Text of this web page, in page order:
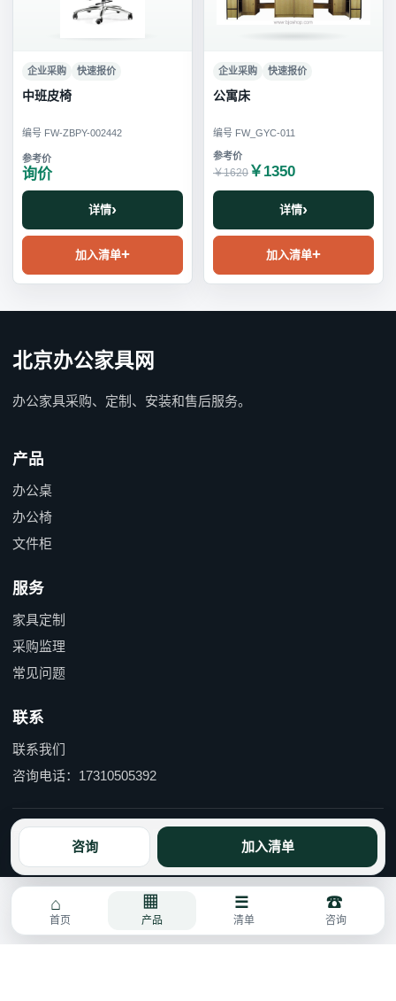
咨询 加入清单
企业采购 快速报价
中班皮椅
编号 FW-ZBPY-002442
询价
详情
加入清单
企业采购 快速报价
公寓床
编号 FW_GYC-011
￥1620 ￥1350
详情
加入清单
北京办公家具网
办公家具采购、定制、安装和售后服务。
产品
办公桌
办公椅
文件柜
服务
家具定制
采购监理
常见问题
联系
联系我们
咨询电话：17310505392
京ICP备15055597号-1 京公网安备110114000490号
首页 产品 清单 咨询